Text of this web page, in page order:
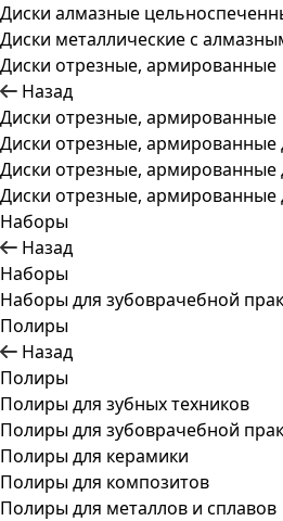
Диски алмазные
Диски металлические с
Диски отрезные, армированные
Назад
Диски отрезные, армированные
Диски отрезные, армированные
Диски отрезные, армированные
Диски отрезные, армированные
Наборы
Назад
Наборы
Наборы для зубоврачебной
Полиры
Назад
Полиры
Полиры для зубных техников
Полиры для зубоврачебной
Полиры для керамики
Полиры для композитов
Полиры для металлов и сплавов